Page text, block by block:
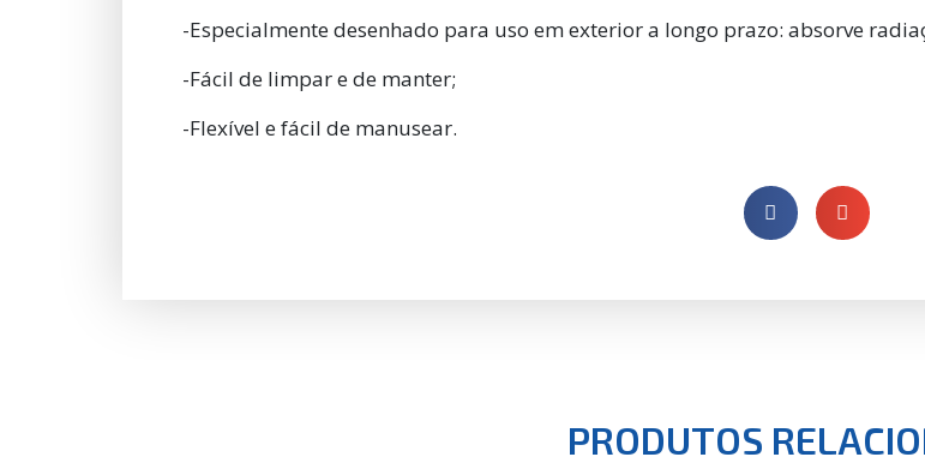
-Especialmente desenhado para uso em exterior a longo prazo: absorve
-Fácil de limpar e de manter;
-Flexível e fácil de manusear.
PRODUTOS